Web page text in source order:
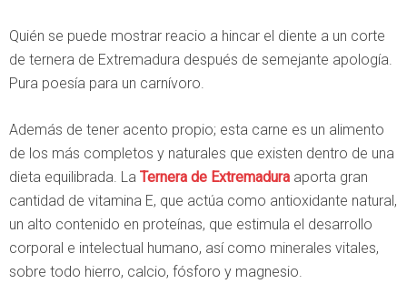
Quién se puede mostrar reacio a hincar el diente a un corte
de ternera de Extremadura después de semejante apología.
Pura poesía para un carnívoro.
Además de tener acento propio; esta carne es un alimento
de los más completos y naturales que existen dentro de una
dieta equilibrada. La Ternera de Extremadura aporta gran
cantidad de vitamina E, que actúa como antioxidante natural,
un alto contenido en proteínas, que estimula el desarrollo
corporal e intelectual humano, así como minerales vitales,
sobre todo hierro, calcio, fósforo y magnesio.